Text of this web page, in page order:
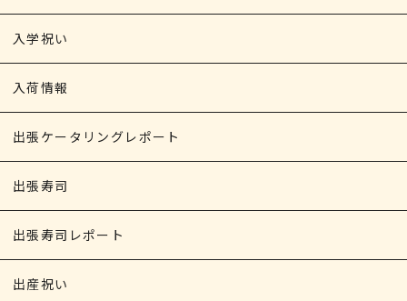
入学祝い
入荷情報
出張ケータリングレポート
出張寿司
出張寿司レポート
出産祝い